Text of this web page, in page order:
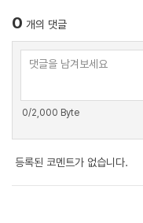
0 개의 댓글
0/2,000 Byte
등록된 코멘트가 없습니다.